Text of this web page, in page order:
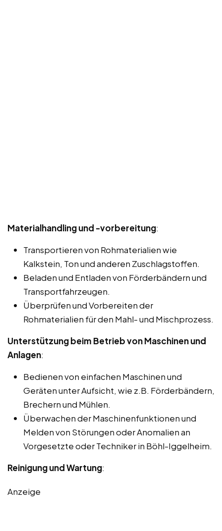
Materialhandling und -vorbereitung:
Transportieren von Rohmaterialien wie
Kalkstein, Ton und anderen Zuschlagstoffen.
Beladen und Entladen von Förderbändern und
Transportfahrzeugen.
Überprüfen und Vorbereiten der
Rohmaterialien für den Mahl- und Mischprozess.
Unterstützung beim Betrieb von Maschinen und
Anlagen:
Bedienen von einfachen Maschinen und
Geräten unter Aufsicht, wie z.B. Förderbändern,
Brechern und Mühlen.
Überwachen der Maschinenfunktionen und
Melden von Störungen oder Anomalien an
Vorgesetzte oder Techniker in Böhl-Iggelheim.
Reinigung und Wartung:
Anzeige